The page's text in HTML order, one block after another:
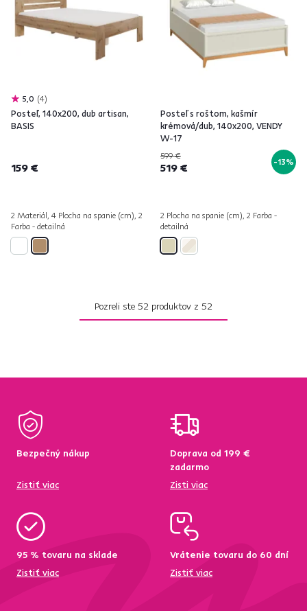
5,0 4
Posteľ, 140x200, dub artisan,
BASIS
159 €
2 Materiál, 4 Plocha na spanie (cm), 2
Farba - detailná
Posteľ s roštom, kašmír
krémová/dub, 140x200, VENDY
W-17
599 €
519 € -13%
2 Plocha na spanie (cm), 2 Farba -
detailná
Pozreli ste 52 produktov z 52
Bezpečný nákup
Zistiť viac
Doprava od 199 €
zadarmo
Zisti viac
95 % tovaru na sklade
Zistiť viac
Vrátenie tovaru do 60 dní
Zistiť viac